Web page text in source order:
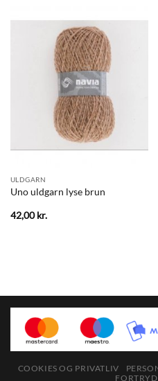
ULDGARN
Uno uldgarn lyse brun
42,00kr.
COOKIES OG PRIVATLIV